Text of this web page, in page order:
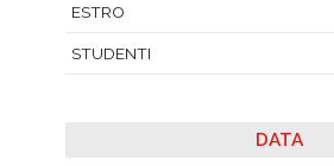
ESTRO
STUDENTI
DATA